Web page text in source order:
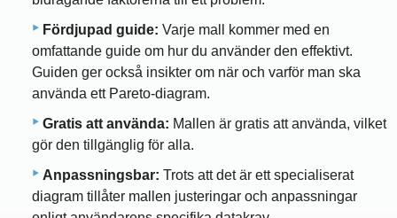
Fördjupad guide: Varje mall kommer med en
omfattande guide om hur du använder den effektivt.
Guiden ger också insikter om när och varför man ska
använda ett Pareto-diagram.
Gratis att använda: Mallen är gratis att använda, vilket
gör den tillgänglig för alla.
Anpassningsbar: Trots att det är ett specialiserat
diagram tillåter mallen justeringar och anpassningar